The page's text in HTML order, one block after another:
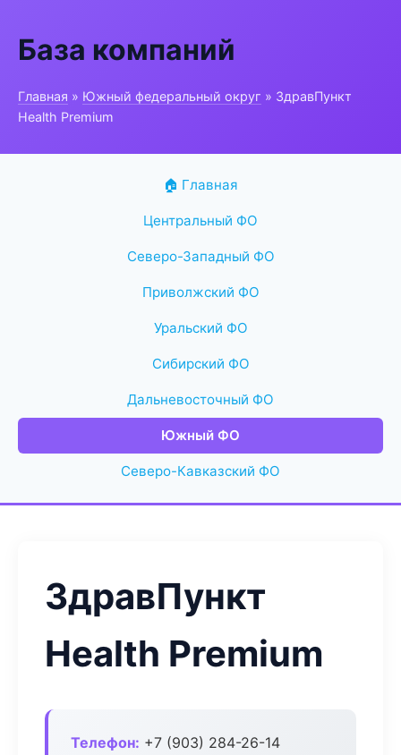
База компаний
Главная » Южный федеральный округ » ЗдравПункт
Health Premium
🏠 Главная
Центральный ФО
Северо-Западный ФО
Приволжский ФО
Уральский ФО
Сибирский ФО
Дальневосточный ФО
Южный ФО
Северо-Кавказский ФО
ЗдравПункт
Health Premium
Телефон: +7 (903) 284-26-14